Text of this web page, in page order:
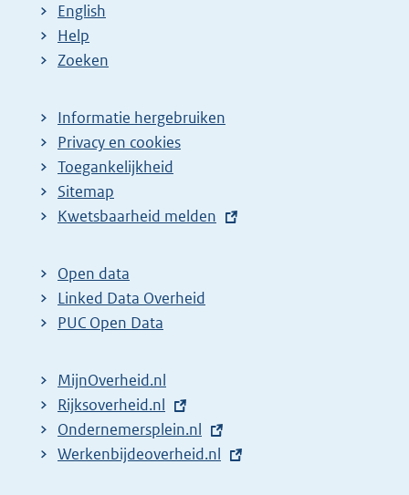
English
Help
Zoeken
Informatie hergebruiken
Privacy en cookies
Toegankelijkheid
Sitemap
E
t
e
r
l
i
n
k
Kwetsbaarheid melden
Open data
Linked Data Overheid
PUC Open Data
MijnOverheid.nl
E
x
t
Rijksoverheid.nl
E
x
Ondernemersplein.nl
E
Werkenbijdeoverheid.nl